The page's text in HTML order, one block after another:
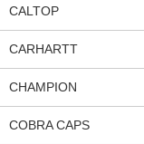
CALTOP
CARHARTT
CHAMPION
COBRA CAPS